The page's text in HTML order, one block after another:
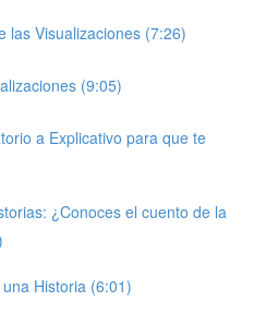
las Visualizaciones (7:26)
(9:05)
a Explicativo para que te
¿Conoces el cuento de la
Historia (6:01)